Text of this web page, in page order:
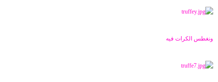
ونغطس الكرات فيه